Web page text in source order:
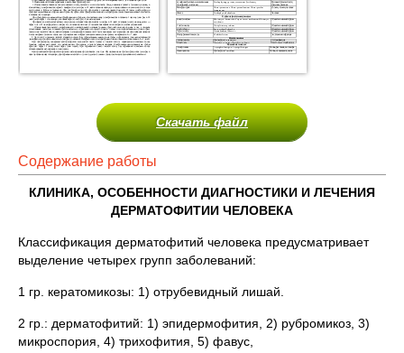
Скачать файл
Содержание работы
КЛИНИКА, ОСОБЕННОСТИ ДИАГНОСТИКИ И ЛЕЧЕНИЯ
ДЕРМАТОФИТИИ ЧЕЛОВЕКА
Классификация дерматофитий человека предусматривает
выделение четырех групп заболеваний:
1 гр. кератомикозы: 1) отрубевидный лишай.
2 гр.: дерматофитий: 1) эпидермофития, 2) рубромикоз, 3)
микроспория, 4) трихофития, 5) фавус,